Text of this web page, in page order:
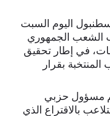
اليوم السبت
حزب الشعب الجمهوري
في إطار تحقيق
بقرار
مسؤول حزبي
بالاقتراع الذي